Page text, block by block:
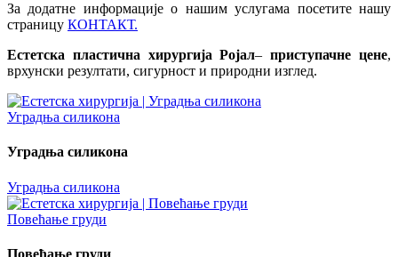
За додатне информације о нашим услугама посетите нашу
страницу КОНТАКТ.
Естетска пластична хирургија Ројал–приступачне цене,
врхунски резултати, сигурност и природни изглед.
Уградња силикона
Уградња силикона
Уградња силикона
Повећање груди
Повећање груди